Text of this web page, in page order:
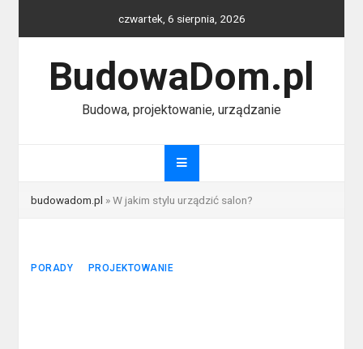
czwartek, 6 sierpnia, 2026
BudowaDom.pl
Budowa, projektowanie, urządzanie
budowadom.pl »W jakim stylu urządzić salon?
PORADY PROJEKTOWANIE